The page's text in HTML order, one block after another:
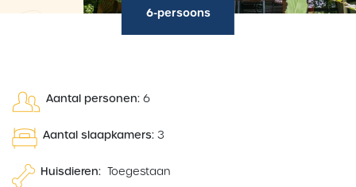
6-persoons
Aantal personen: 6
Aantal slaapkamers: 3
Huisdieren: Toegestaan